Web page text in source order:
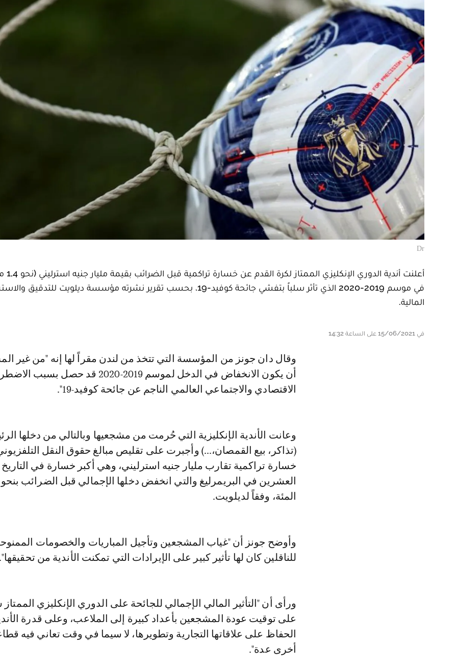
Dr
أعلنت
في موسم 2019-2020 الذي تأثر سلباً بتفشي جائحة كوفيد-19، بحسب تقرير نشرته مؤسسة ديلويت للتدقيق
المالية.
في 15/06/2021 على الساعة 14:32
وقال دان جونز من المؤسسة التي تتخذ من لندن مقراً لها إنه "من غير المستغرب
أن يكون الانخفاض في الدخل لموسم 2019-2020 قد حصل بسبب
الاقتصادي والاجتماعي العالمي الناجم عن جائحة كوفيد-19".
وعانت الأندية الإنكليزية التي حُرمت من مشجعيها وبالتالي من دخلها
(تذاكر، بيع القمصان،...) وأجبرت على تقليص مبالغ حقوق النقل
خسارة تراكمية تقارب مليار جنيه استرليني، وهي أكبر خسارة في التاريخ
المئة، وفقاً لديلويت.
وأوضح جونز أن "غياب المشجعين وتأجيل المباريات والخصومات
للناقلين كان لها تأثير كبير على الإيرادات التي تمكنت الأندية من تحقيقها".
ورأى أن "التأثير المالي الإجمالي للجائحة على الدوري الإنكليزي
على توقيت عودة المشجعين بأعداد كبيرة إلى الملاعب، وعلى قدرة
الحفاظ على علاقاتها التجارية وتطويرها، لا سيما في وقت تعاني فيه
أخرى عدة".